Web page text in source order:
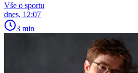
Vše o sportu
dnes, 12:07
3 min